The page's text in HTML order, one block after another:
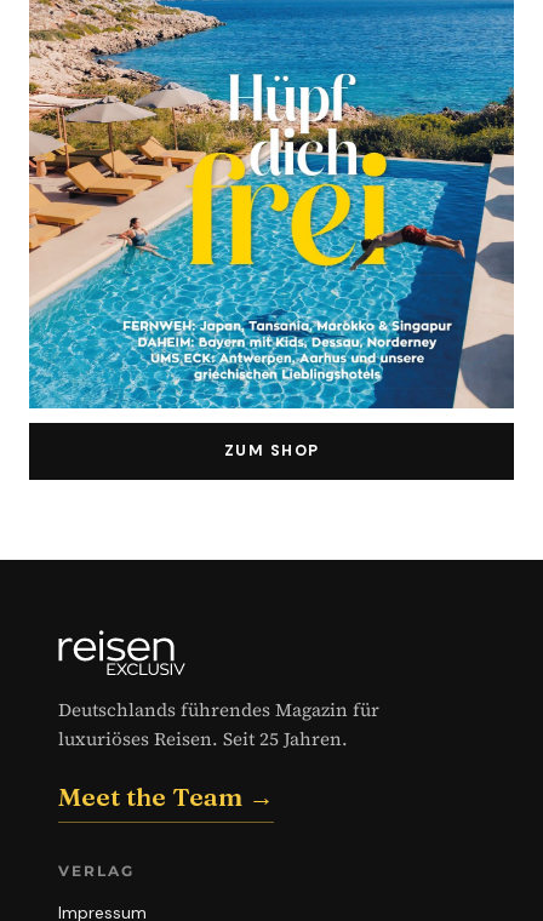
ZUM SHOP
Deutschlands führendes Magazin für
luxuriöses Reisen. Seit 25 Jahren.
Meet the Team →
VERLAG
Impressum